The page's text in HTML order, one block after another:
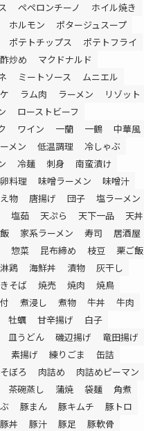
ペペロンチーノ
ホイル焼き
ホルモン
ポタージュスープ
ポテトチップス
ポテトフライ
炒め
マクドナルド
ミートソース
ムニエル
ラム肉 ラーメン
リゾット
ローストビーフ
ワイン 一蘭 一鶴
中華風
メン 低温調理
冷しゃぶ
冷麺 刺身
南蛮漬け
卵料理 味噌ラーメン
味噌汁
物 唐揚げ 団子
塩ラーメン
塩茹 天ぷら 天下一品
天丼
家系ラーメン 寿司
居酒屋
惣菜 昆布締め 枝豆
栗ご飯
鶏 海鮮丼 漬物
灰干し
そば 焼売 焼肉
焼鳥
煮浸し 煮物 牛丼
牛肉
牡蠣 甘辛揚げ
白子
皿うどん 磯辺揚げ
竜田揚げ
素揚げ 練りごま
缶詰
ぼろ 肉詰め
肉詰めピーマン
茶碗蒸し 蒲焼 袋麺
角煮
豚まん 豚キムチ
豚トロ
豚丼 豚汁 豚足
豚軟骨